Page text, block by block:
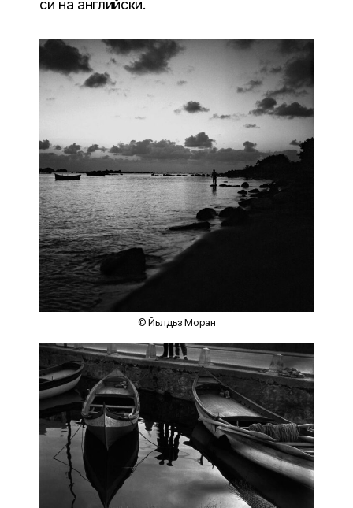
си на английски.
© Йълдъз Моран